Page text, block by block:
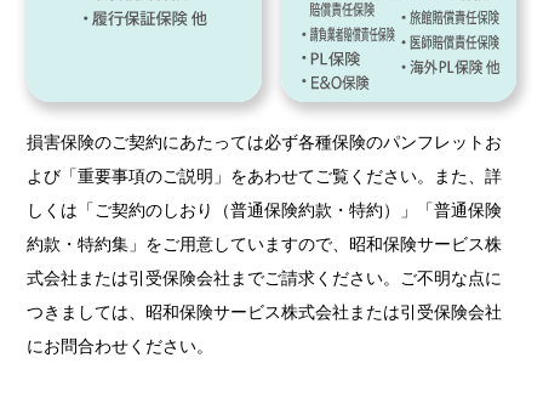
損害保険のご契約にあたっては必ず各種保険のパンフレットお
よび「重要事項のご説明」をあわせてご覧ください。また、詳
しくは「ご契約のしおり（普通保険約款・特約）」「普通保険
約款・特約集」をご用意していますので、昭和保険サービス株
式会社または引受保険会社までご請求ください。ご不明な点に
つきましては、昭和保険サービス株式会社または引受保険会社
にお問合わせください。